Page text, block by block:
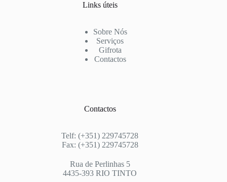
Links úteis
Sobre Nós
Serviços
Gifrota
Contactos
Contactos
Telf: (+351) 229745728
Fax: (+351) 229745728
Rua de Perlinhas 5
4435-393 RIO TINTO